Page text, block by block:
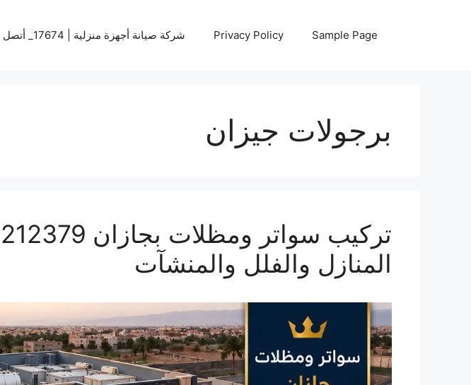
Sample Page
Privacy Policy شركة صيانة أجهزة منزلية | 17674_ أتصل الأن – أون ريبير
برجولات جيزان
المنازل والفلل والمنشآت